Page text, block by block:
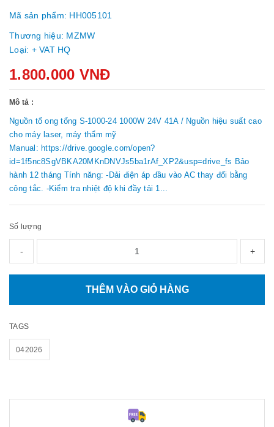
Mã sản phẩm: HH005101
Thương hiệu: MZMW
Loại: + VAT HQ
1.800.000 VNĐ
Mô tả :
Nguồn tổ ong tổng S-1000-24 1000W 24V 41A / Nguồn hiệu suất cao
cho máy laser, máy thẩm mỹ
Manual: https://drive.google.com/open?
id=1f5nc8SgVBKA20MKnDNVJs5ba1rAf_XP2&usp=drive_fs Bảo
hành 12 tháng Tính năng: -Dải điện áp đầu vào AC thay đổi bằng
công tắc. -Kiểm tra nhiệt độ khi đầy tải 1...
Số lượng
- +
THÊM VÀO GIỎ HÀNG
TAGS
042026